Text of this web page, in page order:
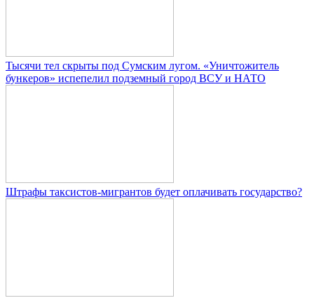
Тысячи тел скрыты под Сумским лугом. «Уничтожитель
бункеров» испепелил подземный город ВСУ и НАТО
Штрафы таксистов-мигрантов будет оплачивать государство?